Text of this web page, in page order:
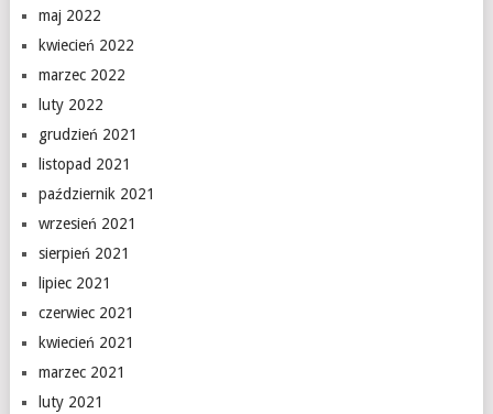
maj 2022
kwiecień 2022
marzec 2022
luty 2022
grudzień 2021
listopad 2021
październik 2021
wrzesień 2021
sierpień 2021
lipiec 2021
czerwiec 2021
kwiecień 2021
marzec 2021
luty 2021